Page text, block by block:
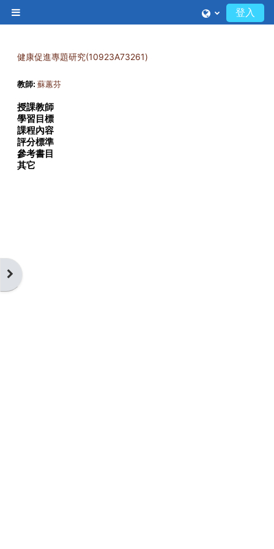
側板
登入
開啟區塊
健康促進專題研究(10923A73261)
教師: 蘇蕙芬
授課教師
學習目標
課程內容
評分標準
參考書目
其它